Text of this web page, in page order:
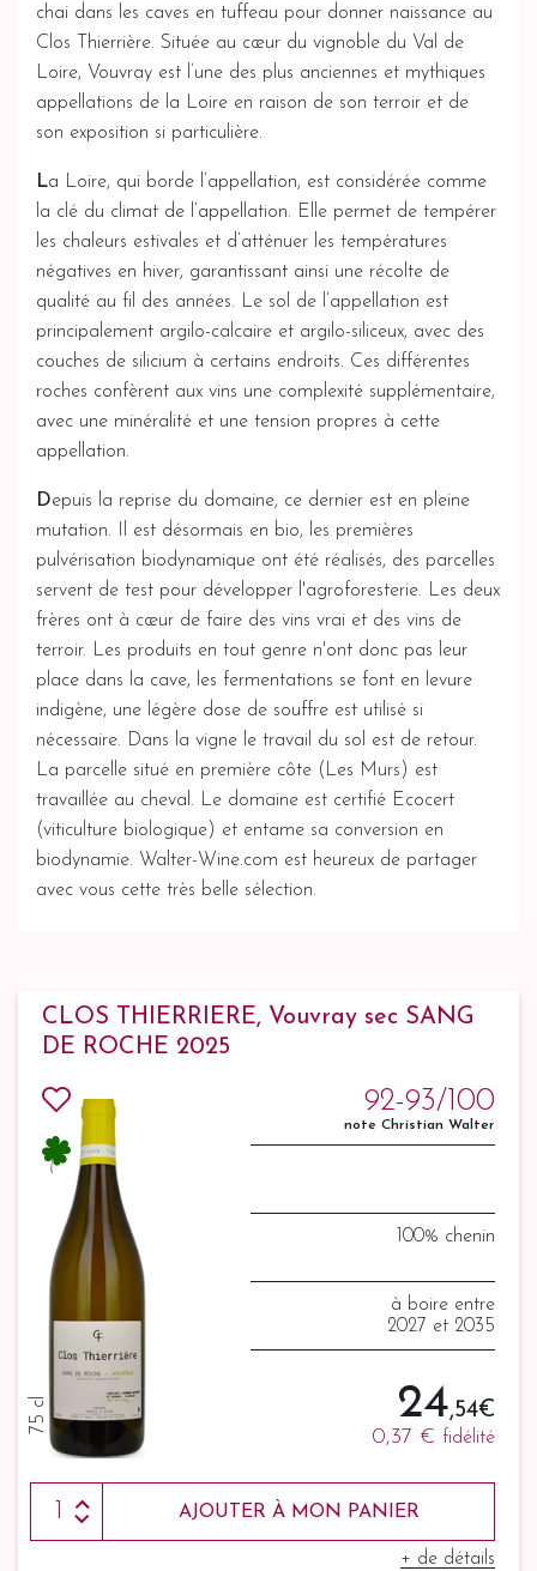
chai dans les caves en tuffeau pour donner naissance au
Clos Thierrière. Située au cœur du vignoble du Val de
Loire, Vouvray est l’une des plus anciennes et mythiques
appellations de la Loire en raison de son terroir et de
son exposition si particulière.
La Loire, qui borde l’appellation, est considérée comme
la clé du climat de l’appellation. Elle permet de tempérer
les chaleurs estivales et d’atténuer les températures
négatives en hiver, garantissant ainsi une récolte de
qualité au fil des années. Le sol de l’appellation est
principalement argilo-calcaire et argilo-siliceux, avec des
couches de silicium à certains endroits. Ces différentes
roches confèrent aux vins une complexité supplémentaire,
avec une minéralité et une tension propres à cette
appellation.
Depuis la reprise du domaine, ce dernier est en pleine
mutation. Il est désormais en bio, les premières
pulvérisation biodynamique ont été réalisés, des parcelles
servent de test pour développer l'agroforesterie. Les deux
frères ont à cœur de faire des vins vrai et des vins de
terroir. Les produits en tout genre n'ont donc pas leur
place dans la cave, les fermentations se font en levure
indigène, une légère dose de souffre est utilisé si
nécessaire. Dans la vigne le travail du sol est de retour.
La parcelle situé en première côte (Les Murs) est
travaillée au cheval. Le domaine est certifié Ecocert
(viticulture biologique) et entame sa conversion en
biodynamie. Walter-Wine.com est heureux de partager
avec vous cette très belle sélection.
CLOS THIERRIERE, Vouvray sec SANG
DE ROCHE 2025
75 cl
92-93/100
note Christian Walter
100% chenin
à boire entre
2027 et 2035
24,54 €
0,37 € fidélité
AJOUTER À MON PANIER
+ de détails